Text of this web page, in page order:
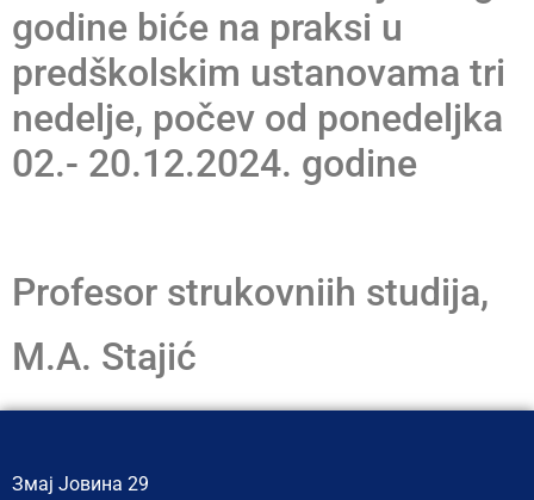
godine biće na praksi u
predškolskim ustanovama tri
nedelje, počev od ponedeljka
02.- 20.12.2024. godine
Profesor strukovniih studija,
M.A. Stajić
Змај Јовина 29